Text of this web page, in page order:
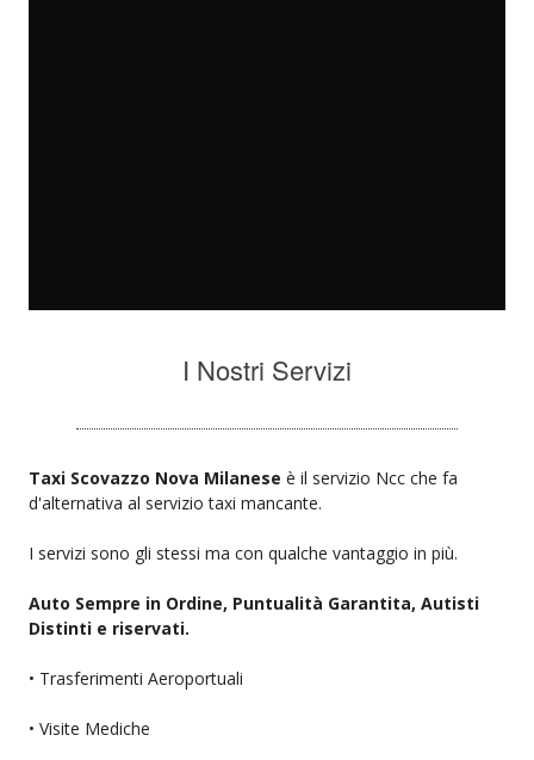
I Nostri Servizi
Taxi Scovazzo Nova Milanese è il servizio Ncc che fa
d'alternativa al servizio taxi mancante.
I servizi sono gli stessi ma con qualche vantaggio in più.
Auto Sempre in Ordine, Puntualità Garantita, Autisti
Distinti e riservati.
• Trasferimenti Aeroportuali
• Visite Mediche